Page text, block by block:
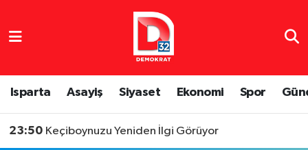
Isparta Asayiş Siyaset Ekonomi Spor
23:50 Keçiboynuzu Yeniden İlgi Görüyor
Isparta Nöbetçi Eczaneler
Isparta Hava Durumu